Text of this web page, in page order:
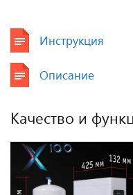
Инструкция
Описание
Качество и